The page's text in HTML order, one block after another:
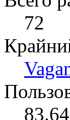
72
83.64